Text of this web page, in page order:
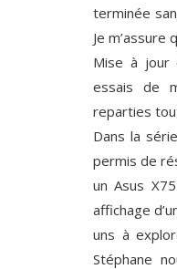
terminée
Je
Mise à jour
essais de
reparties
Dans la
permis de
un Asus
affichage
uns à
Stéphane